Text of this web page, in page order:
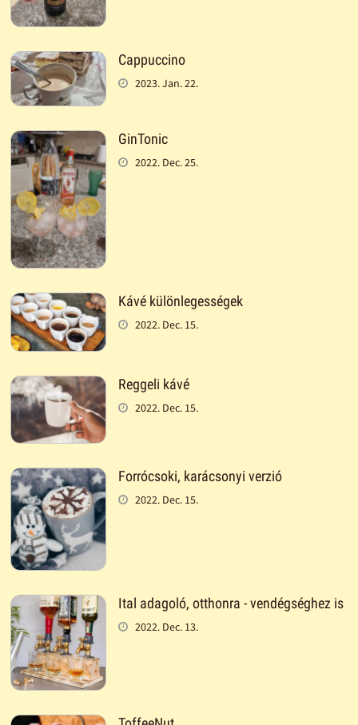
Cappuccino
2023. Jan. 22.
GinTonic
2022. Dec. 25.
Kávé különlegességek
2022. Dec. 15.
Reggeli kávé
2022. Dec. 15.
Forrócsoki, karácsonyi verzió
2022. Dec. 15.
Ital adagoló, otthonra - vendégséghez is
2022. Dec. 13.